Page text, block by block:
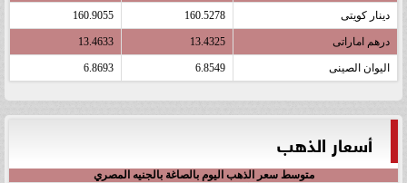
دينار كويتى 160.5278
160.9055
درهم اماراتى 13.4325
13.4633
اليوان الصينى 6.8549
6.8693
أسعار الذهب
متوسط سعر الذهب اليوم بالصاغة بالجنيه المصري